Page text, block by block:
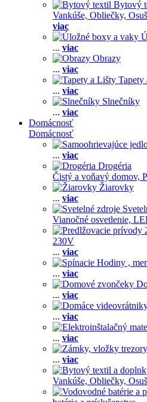
Bytový
Vankúše, Obliečky,
viac
... viac
Obrazy
... viac
Tapety
... viac
Slnečníky
... viac
Domácnosť
Domácnosť
... viac
Drogéria
Čistý a voňavý domov,
Žiarovky
... viac
Vianočné osvetlenie,
230V
... viac
... viac
... viac
... viac
... viac
... viac
Vankúše, Obliečky,